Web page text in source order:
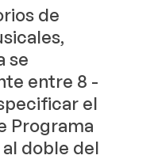
de
se
entre 8 -
el
Programa
doble del